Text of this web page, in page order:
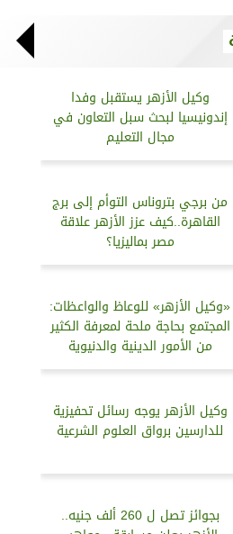
وكيل الأزهر يستقبل وفدا
إندونيسيا لبحث سبل التعاون في
مجال التعليم
من برجي بتروناس التوأم إلى برج
القاهرة..كيف عزز الأزهر علاقة
مصر بماليزيا؟
«وكيل الأزهر» للوعاظ والواعظات:
المجتمع بحاجة ملحة لمعرفة الكثير
من الأمور الدينية والدنيوية
وكيل الأزهر يوجه رسائل تحفيزية
للدارسين برواق العلوم الشرعية
بجوائز تصل ل 260 ألف جنيه..